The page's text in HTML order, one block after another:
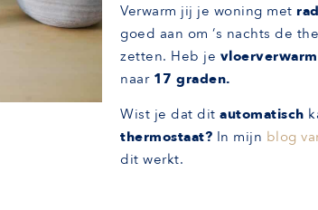
Verwarm jij je woning met
goed aan om ‘s nachts de
zetten. Heb je
naar 17 graden.
Wist je dat dit automatisch
thermostaat? In mijn blog
dit werkt.